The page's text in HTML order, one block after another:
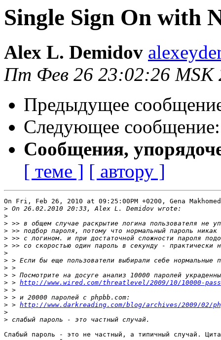
Single Sign On with
Alex L. Demidov
Пт Фев 26 23:02:26 MSK
Предыдущее
Следующее
Сообщения,
[ теме ] [ автору ]
On Fri, Feb 26, 2010 at 09:25:00PM +0200, Gena
>
>
>
>
>
>
>
>
>
>
> > http://www.wired.com/threatlevel/2009/10/10000-
>
>
> > http://www.darkreading.com/blog/archives/2009/02/
>
>
Слабый пароль - это не частный, а типичный случай.